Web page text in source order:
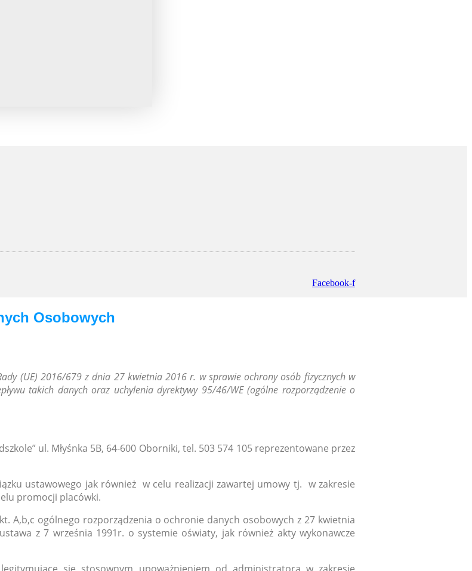
Facebook-f
Osobowych
(UE) 2016/679 z dnia 27 kwietnia 2016 r. w sprawie ochrony osób fizycznych w
takich danych oraz uchylenia dyrektywy 95/46/WE (ogólne rozporządzenie o
ul. Młyśnka 5B, 64-600 Oborniki, tel. 503 574 105 reprezentowane przez
ustawowego jak również w celu realizacji zawartej umowy tj. w zakresie
promocji placówki.
ogólnego rozporządzenia o ochronie danych osobowych z 27 kwietnia
z 7 września 1991r. o systemie oświaty, jak również akty wykonawcze